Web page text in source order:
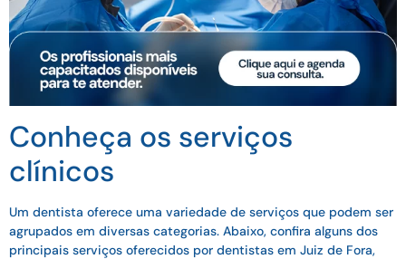
Conheça os serviços
clínicos
Um dentista oferece uma variedade de serviços que podem ser
agrupados em diversas categorias. Abaixo, confira alguns dos
principais serviços oferecidos por dentistas em Juiz de Fora,